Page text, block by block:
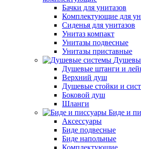
Бачки для унитазов
Комплектующие для
Сиденья для унитазов
Унитаз компакт
Унитазы подвесные
Унитазы приставные
Душевые штанги и
Верхний душ
Душевые стойки и
Боковой душ
Шланги
Биде и
Аксессуары
Биде подвесные
Биде напольные
Комплектующие